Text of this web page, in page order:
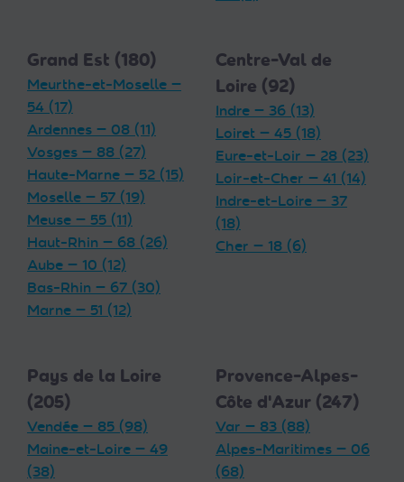
Grand Est (180)
Meurthe-et-Moselle —
54 (17)
Ardennes — 08 (11)
Vosges — 88 (27)
Haute-Marne — 52 (15)
Moselle — 57 (19)
Meuse — 55 (11)
Haut-Rhin — 68 (26)
Aube — 10 (12)
Bas-Rhin — 67 (30)
Marne — 51 (12)
Centre-Val de
Loire (92)
Indre — 36 (13)
Loiret — 45 (18)
Eure-et-Loir — 28 (23)
Loir-et-Cher — 41 (14)
Indre-et-Loire — 37
(18)
Cher — 18 (6)
Pays de la Loire
(205)
Vendée — 85 (98)
Maine-et-Loire — 49
(38)
Provence-Alpes-
Côte d'Azur (247)
Var — 83 (88)
Alpes-Maritimes — 06
(68)